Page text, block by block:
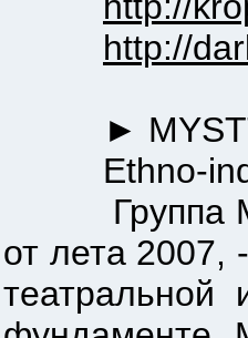
http://
►
Ethno-
Группа
от лета 2007,
театральной